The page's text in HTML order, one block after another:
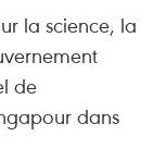
la science, la
de
dans